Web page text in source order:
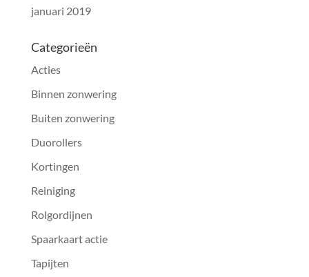
januari 2019
Categorieën
Acties
Binnen zonwering
Buiten zonwering
Duorollers
Kortingen
Reiniging
Rolgordijnen
Spaarkaart actie
Tapijten